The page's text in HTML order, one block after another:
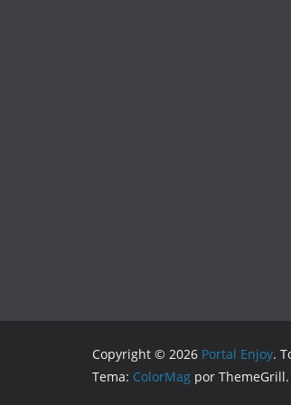
Copyright © 2026 Portal Enjoy.
Tema: ColorMag por